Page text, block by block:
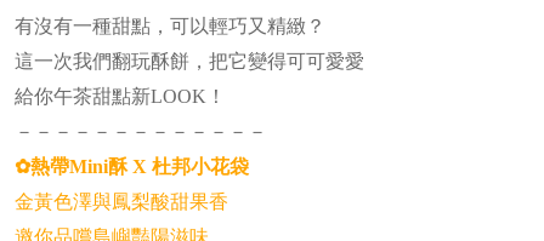
有沒有一種甜點，可以輕巧又精緻？
這一次我們翻玩酥餅，把它變得可可愛愛
給你午茶甜點新LOOK！
－－－－－－－－－－－－－
✿熱帶Mini酥 X 杜邦小花袋
金黃色澤與鳳梨酸甜果香
邀你品嚐島嶼豔陽滋味